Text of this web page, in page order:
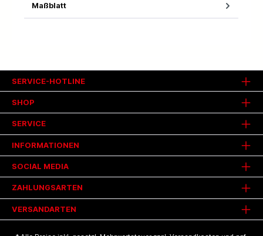
Maßblatt
SHOP
SERVICE
INFORMATIONEN
SERVICE-HOTLINE
SOCIAL MEDIA
ZAHLUNGSARTEN
VERSANDARTEN